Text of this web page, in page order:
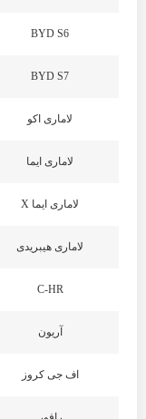
BYD S6
BYD S7
لاماری اکو
لاماری ایما
لاماری ایما X
لاماری هیبریدی
C-HR
آریون
اف جی کروز